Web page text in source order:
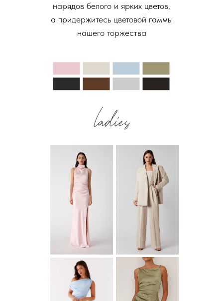
нарядов белого и ярких цветов,
а придержитесь цветовой гаммы
нашего торжества